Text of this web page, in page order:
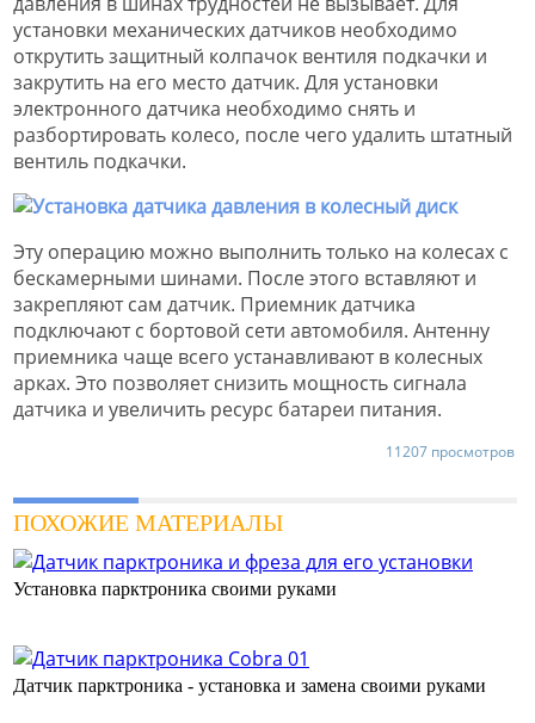
установки механических датчиков необходимо
открутить защитный колпачок вентиля подкачки и
закрутить на его место датчик. Для установки
электронного датчика необходимо снять и
разбортировать колесо, после чего удалить штатный
вентиль подкачки.
Эту операцию можно выполнить только на колесах с
бескамерными шинами. После этого вставляют и
закрепляют сам датчик. Приемник датчика
подключают с бортовой сети автомобиля. Антенну
приемника чаще всего устанавливают в колесных
арках. Это позволяет снизить мощность сигнала
датчика и увеличить ресурс батареи питания.
11207 просмотров
ПОХОЖИЕ МАТЕРИАЛЫ
Установка парктроника своими руками
Датчик парктроника - установка и замена своими руками